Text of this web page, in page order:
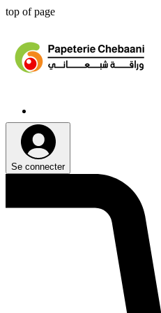
top of page
Se connecter